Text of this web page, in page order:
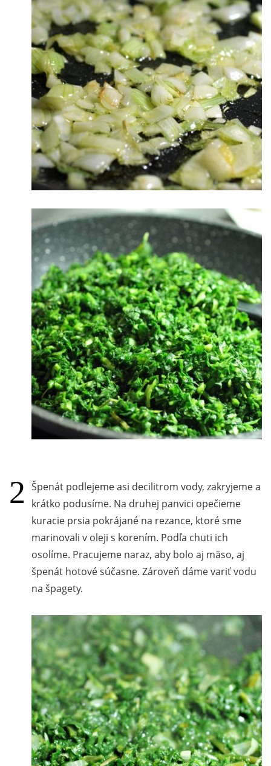
Špenát podlejeme asi decilitrom vody, zakryjeme a
krátko podusíme. Na druhej panvici opečieme
kuracie prsia pokrájané na rezance, ktoré sme
marinovali v oleji s korením. Podľa chuti ich
osolíme. Pracujeme naraz, aby bolo aj mäso, aj
špenát hotové súčasne. Zároveň dáme variť vodu
na špagety.